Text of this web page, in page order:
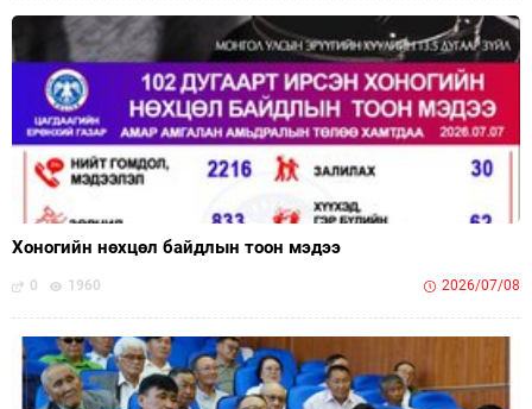
Хоногийн нөхцөл байдлын тоон мэдээ
0 1960 2026/07/08